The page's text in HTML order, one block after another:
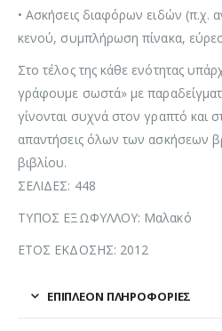
• Ασκήσεις διαφόρων ειδών (π.χ.
κενού, συμπλήρωση πίνακα,
Στο τέλος της κάθε ενότητας
γράφουμε σωστά» με
γίνονται συχνά στον γραπτό και
απαντήσεις όλων των ασκήσεων
βιβλίου.
ΣΕΛΙΔΕΣ: 448
ΤΥΠΟΣ ΕΞΩΦΥΛΛΟΥ: Μαλακό
ΕΤΟΣ ΕΚΔΟΣΗΣ: 2012
ΕΠΙΠΛΈΟΝ ΠΛΗΡΟΦΟΡΊΕΣ